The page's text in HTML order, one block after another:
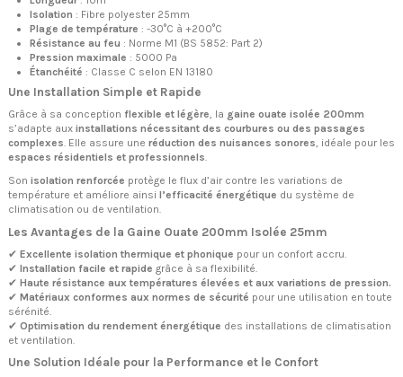
Isolation : Fibre polyester 25mm
Plage de température : -30°C à +200°C
Résistance au feu : Norme M1 (BS 5852: Part 2)
Pression maximale : 5000 Pa
Étanchéité : Classe C selon EN 13180
Une Installation Simple et Rapide
Grâce à sa conception flexible et légère, la gaine ouate isolée 200mm
s’adapte aux installations nécessitant des courbures ou des passages
complexes. Elle assure une réduction des nuisances sonores, idéale pour les
espaces résidentiels et professionnels.
Son isolation renforcée protège le flux d’air contre les variations de
température et améliore ainsi l’efficacité énergétique du système de
climatisation ou de ventilation.
Les Avantages de la Gaine Ouate 200mm Isolée 25mm
✔ Excellente isolation thermique et phonique pour un confort accru.
✔ Installation facile et rapide grâce à sa flexibilité.
✔ Haute résistance aux températures élevées et aux variations de pression.
✔ Matériaux conformes aux normes de sécurité pour une utilisation en toute
sérénité.
✔ Optimisation du rendement énergétique des installations de climatisation
et ventilation.
Une Solution Idéale pour la Performance et le Confort